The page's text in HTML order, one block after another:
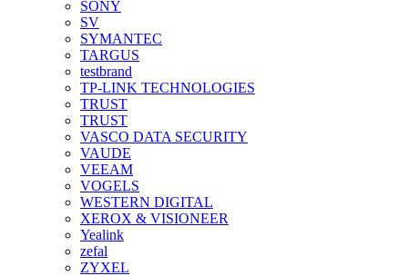
SONY
SV
SYMANTEC
TARGUS
testbrand
TP-LINK TECHNOLOGIES
TRUST
TRUST
VASCO DATA SECURITY
VAUDE
VEEAM
VOGELS
WESTERN DIGITAL
XEROX & VISIONEER
Yealink
zefal
ZYXEL